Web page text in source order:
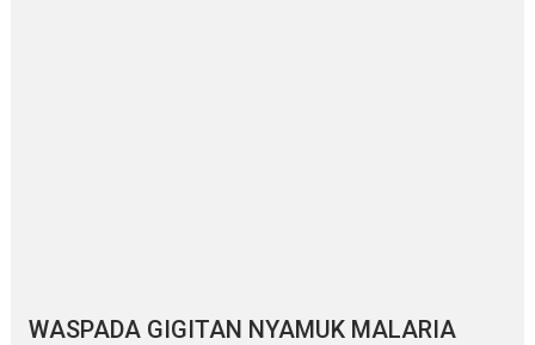
WASPADA GIGITAN NYAMUK MALARIA